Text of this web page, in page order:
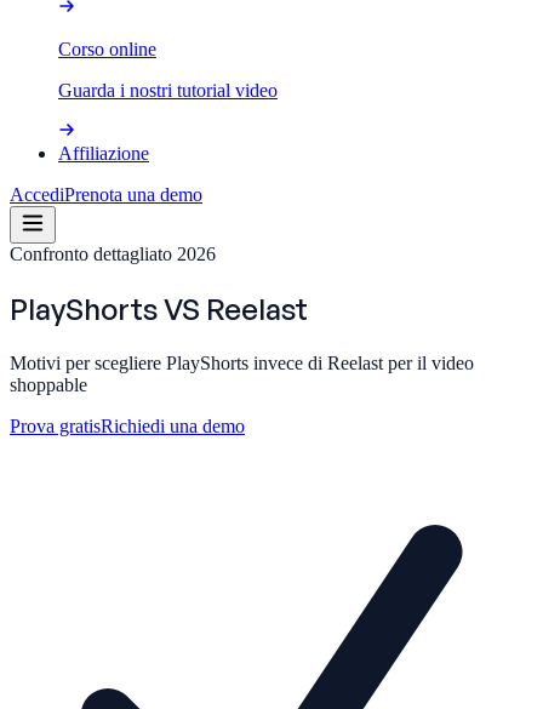
Corso online
Guarda i nostri tutorial video
Affiliazione
AccediPrenota una demo
Confronto dettagliato 2026
PlayShortsVS Reelast
Motivi per scegliere PlayShorts invece di Reelast per il video
shoppable
Prova gratisRichiedi una demo